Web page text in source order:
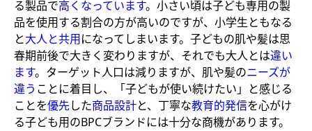
る製品で高くなっています。小さい頃は子ども専用の製
品を使用する割合の方が高いのですが、小学生ともなる
と大人と共用になってしまいます。子どもの肌や髪は思
春期前後で大きく変わりますが、それでも大人とは違い
ます。ターゲット人口は減りますが、肌や髪のニーズが
違う ことに着目し、「子どもが使い続けたい」と感じる
ことを優先した商品設計と、丁寧な教育的発信を心がけ
る子ども用のBPCブランドには十分な商機があります。